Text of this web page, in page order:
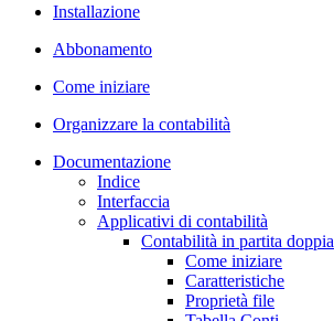
Installazione
Abbonamento
Come iniziare
Organizzare la contabilità
Documentazione
Indice
Interfaccia
Applicativi di contabilità
Contabilità in partita doppia
Come iniziare
Caratteristiche
Proprietà file